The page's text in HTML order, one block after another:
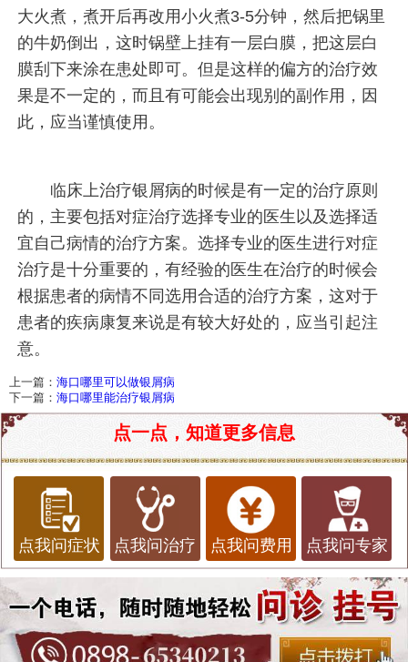
大火煮，煮开后再改用小火煮3-5分钟，然后把锅里
的牛奶倒出，这时锅壁上挂有一层白膜，把这层白
膜刮下来涂在患处即可。但是这样的偏方的治疗效
果是不一定的，而且有可能会出现别的副作用，因
此，应当谨慎使用。
临床上治疗银屑病的时候是有一定的治疗原则
的，主要包括对症治疗选择专业的医生以及选择适
宜自己病情的治疗方案。选择专业的医生进行对症
治疗是十分重要的，有经验的医生在治疗的时候会
根据患者的病情不同选用合适的治疗方案，这对于
患者的疾病康复来说是有较大好处的，应当引起注
意。
上一篇： 海口哪里可以做银屑病
下一篇： 海口哪里能治疗银屑病
点一点，知道更多信息
点我问症状 点我问治疗 点我问费用 点我问专家